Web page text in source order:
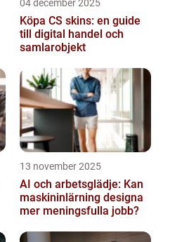
04 december 2025
Köpa CS skins: en guide
till digital handel och
samlarobjekt
13 november 2025
AI och arbetsglädje: Kan
maskininlärning designa
mer meningsfulla jobb?